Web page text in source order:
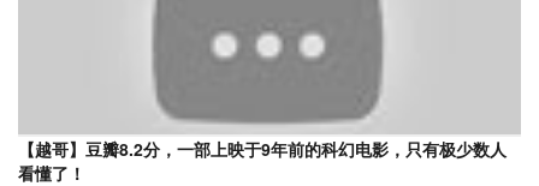
【越哥】豆瓣8.2分，一部上映于9年前的科幻电影，只有极少数人
看懂了！